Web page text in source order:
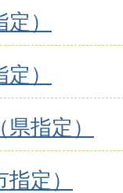
）
）
指定）
定）